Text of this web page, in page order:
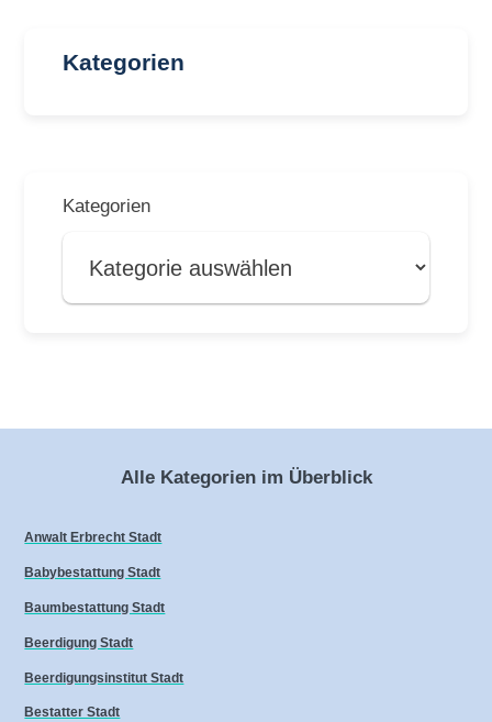
Kategorien
Kategorien
Alle Kategorien im Überblick
Anwalt Erbrecht Stadt
Babybestattung Stadt
Baumbestattung Stadt
Beerdigung Stadt
Beerdigungsinstitut Stadt
Bestatter Stadt